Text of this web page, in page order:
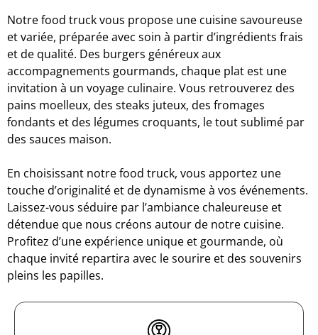
Notre food truck vous propose une cuisine savoureuse
et variée, préparée avec soin à partir d’ingrédients frais
et de qualité. Des burgers généreux aux
accompagnements gourmands, chaque plat est une
invitation à un voyage culinaire. Vous retrouverez des
pains moelleux, des steaks juteux, des fromages
fondants et des légumes croquants, le tout sublimé par
des sauces maison.
En choisissant notre food truck, vous apportez une
touche d’originalité et de dynamisme à vos événements.
Laissez-vous séduire par l’ambiance chaleureuse et
détendue que nous créons autour de notre cuisine.
Profitez d’une expérience unique et gourmande, où
chaque invité repartira avec le sourire et des souvenirs
pleins les papilles.